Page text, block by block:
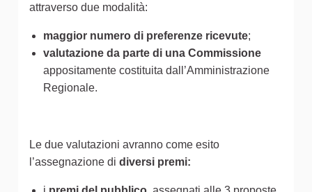
attraverso due modalità:
maggior numero di preferenze ricevute;
valutazione da parte di una Commissione
appositamente costituita dall’Amministrazione
Regionale.
Le due valutazioni avranno come esito
l’assegnazione di diversi premi: